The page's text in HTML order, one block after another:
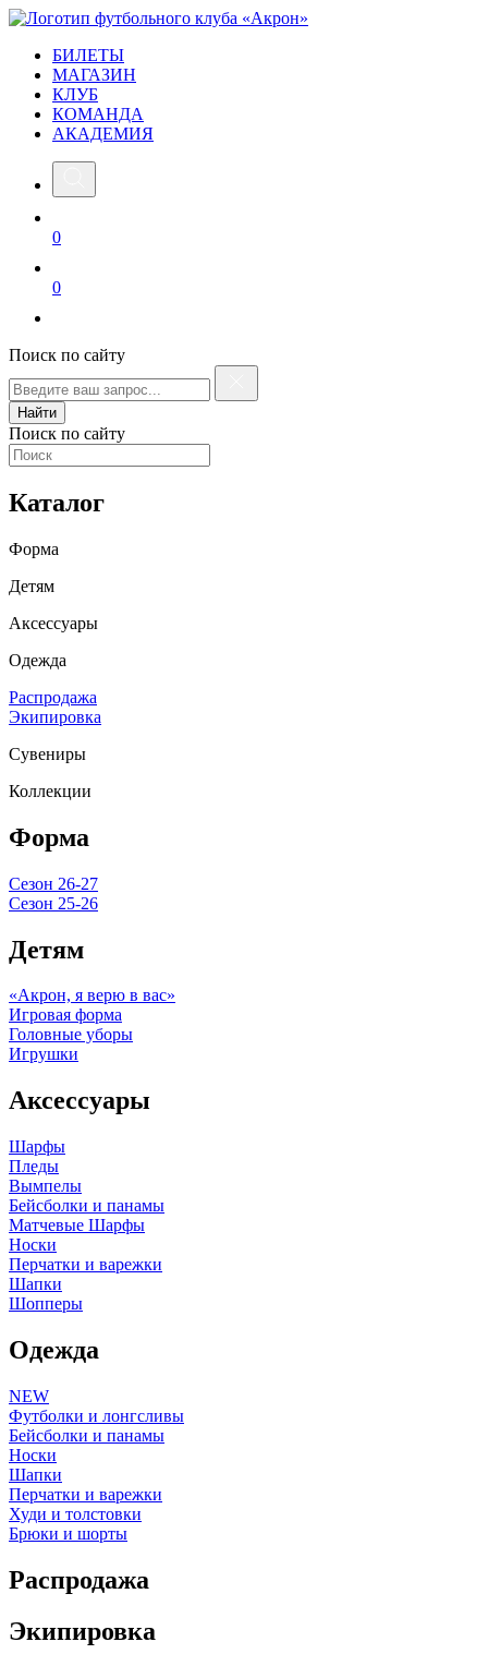
БИЛЕТЫ
МАГАЗИН
КЛУБ
КОМАНДА
АКАДЕМИЯ
0
0
Поиск по сайту
Найти
Поиск по сайту
Каталог
Форма
Детям
Аксессуары
Одежда
Распродажа
Экипировка
Сувениры
Коллекции
Форма
Сезон 26-27
Сезон 25-26
Детям
«Акрон, я верю в вас»
Игровая форма
Головные уборы
Игрушки
Аксессуары
Шарфы
Пледы
Вымпелы
Бейсболки и панамы
Матчевые Шарфы
Носки
Перчатки и варежки
Шапки
Шопперы
Одежда
NEW
Футболки и лонгсливы
Бейсболки и панамы
Носки
Шапки
Перчатки и варежки
Худи и толстовки
Брюки и шорты
Распродажа
Экипировка